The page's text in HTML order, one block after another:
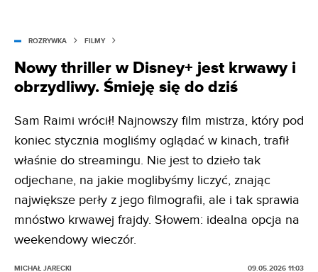
ROZRYWKA FILMY
Nowy thriller w Disney+ jest krwawy i
obrzydliwy. Śmieję się do dziś
Sam Raimi wrócił! Najnowszy film mistrza, który pod
koniec stycznia mogliśmy oglądać w kinach, trafił
właśnie do streamingu. Nie jest to dzieło tak
odjechane, na jakie moglibyśmy liczyć, znając
największe perły z jego filmografii, ale i tak sprawia
mnóstwo krwawej frajdy. Słowem: idealna opcja na
weekendowy wieczór.
MICHAŁ JARECKI 09.05.2026 11:03